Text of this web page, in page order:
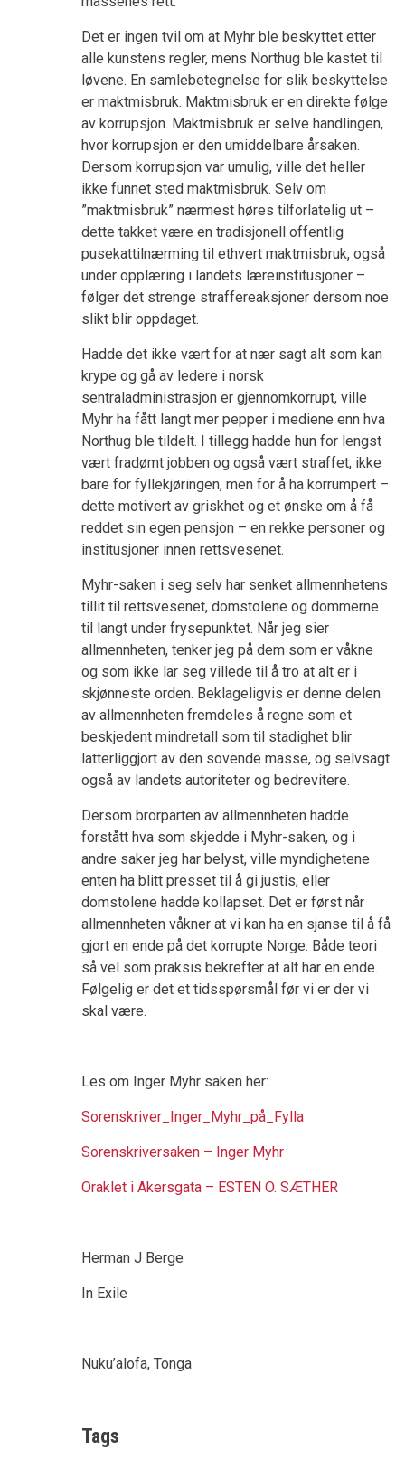
Det er ingen tvil om at Myhr ble beskyttet etter
alle kunstens regler, mens Northug ble kastet til
løvene. En samlebetegnelse for slik beskyttelse
er maktmisbruk. Maktmisbruk er en direkte følge
av korrupsjon. Maktmisbruk er selve handlingen,
hvor korrupsjon er den umiddelbare årsaken.
Dersom korrupsjon var umulig, ville det heller
ikke funnet sted maktmisbruk. Selv om
”maktmisbruk” nærmest høres tilforlatelig ut –
dette takket være en tradisjonell offentlig
pusekattilnærming til ethvert maktmisbruk, også
under opplæring i landets læreinstitusjoner –
følger det strenge straffereaksjoner dersom noe
slikt blir oppdaget.
Hadde det ikke vært for at nær sagt alt som kan
krype og gå av ledere i norsk
sentraladministrasjon er gjennomkorrupt, ville
Myhr ha fått langt mer pepper i mediene enn hva
Northug ble tildelt. I tillegg hadde hun for lengst
vært fradømt jobben og også vært straffet, ikke
bare for fyllekjøringen, men for å ha korrumpert –
dette motivert av griskhet og et ønske om å få
reddet sin egen pensjon – en rekke personer og
institusjoner innen rettsvesenet.
Myhr-saken i seg selv har senket allmennhetens
tillit til rettsvesenet, domstolene og dommerne
til langt under frysepunktet. Når jeg sier
allmennheten, tenker jeg på dem som er våkne
og som ikke lar seg villede til å tro at alt er i
skjønneste orden. Beklageligvis er denne delen
av allmennheten fremdeles å regne som et
beskjedent mindretall som til stadighet blir
latterliggjort av den sovende masse, og selvsagt
også av landets autoriteter og bedrevitere.
Dersom brorparten av allmennheten hadde
forstått hva som skjedde i Myhr-saken, og i
andre saker jeg har belyst, ville myndighetene
enten ha blitt presset til å gi justis, eller
domstolene hadde kollapset. Det er først når
allmennheten våkner at vi kan ha en sjanse til å få
gjort en ende på det korrupte Norge. Både teori
så vel som praksis bekrefter at alt har en ende.
Følgelig er det et tidsspørsmål før vi er der vi
skal være.
Les om Inger Myhr saken her:
Sorenskriver_Inger_Myhr_på_Fylla
Sorenskriversaken – Inger Myhr
Oraklet i Akersgata – ESTEN O. SÆTHER
Herman J Berge
In Exile
Nuku’alofa, Tonga
Tags